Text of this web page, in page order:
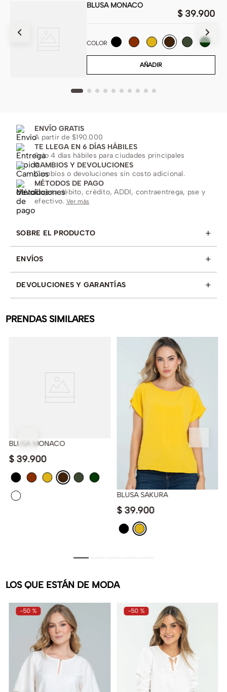
BLUSA MONACO
$ 39.900
COLOR
AÑADIR
ENVÍO GRATIS
A partir de $190.000
TE LLEGA EN 6 DÍAS HÁBILES
Solo 4 días hábiles para ciudades principales
CAMBIOS Y DEVOLUCIONES
Cambios o devoluciones sin costo adicional.
MÉTODOS DE PAGO
Tarjeta débito, crédito, ADDI, contraentrega, pse y
efectivo. Ver más
SOBRE EL PRODUCTO +
ENVÍOS +
DEVOLUCIONES Y GARANTÍAS +
PRENDAS SIMILARES
BLUSA MONACO
$ 39.900
BLUSA SAKURA
$ 39.900
LOS QUE ESTÁN DE MODA
-50 % -50 %